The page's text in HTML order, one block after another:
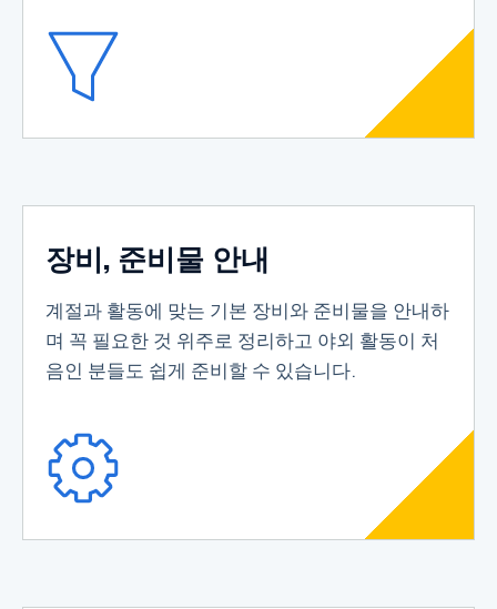
장비, 준비물 안내
계절과 활동에 맞는 기본 장비와 준비물을 안내하
며 꼭 필요한 것 위주로 정리하고 야외 활동이 처
음인 분들도 쉽게 준비할 수 있습니다.